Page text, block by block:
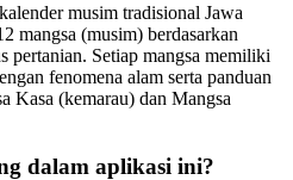
musim tradisional Jawa
mangsa (musim) berdasarkan
pertanian. Setiap mangsa memiliki
fenomena alam serta panduan
Kasa (kemarau) dan Mangsa
dalam aplikasi ini?